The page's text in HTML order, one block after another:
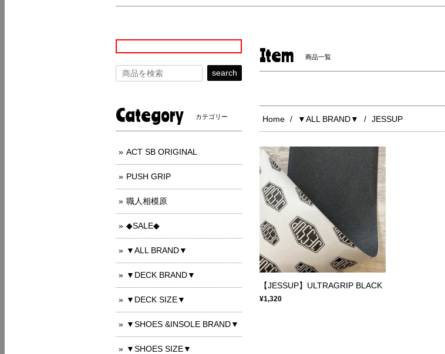
Item 商品一覧
Home ▼ALL BRAND▼ JESSUP
【JESSUP】ULTRAGRIP BLACK
¥1,320
search
Category カテゴリー
ACT SB ORIGINAL
PUSH GRIP
職人相模原
◆SALE◆
▼ALL BRAND▼
▼DECK BRAND▼
▼DECK SIZE▼
▼SHOES &INSOLE BRAND▼
▼SHOES SIZE▼